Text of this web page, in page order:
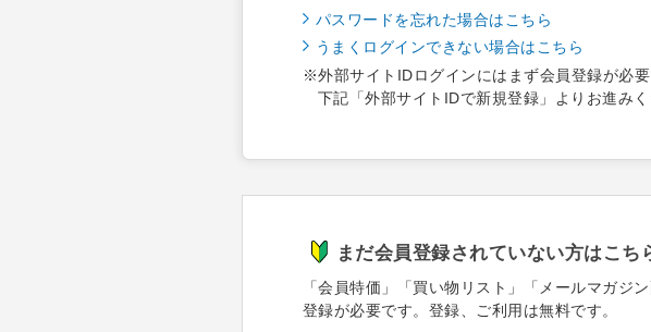
パスワードを忘れた場合はこちら
うまくログインできない場合はこちら
※外部サイトIDログインにはまず会員登録が必要
下記「外部サイトIDで新規登録」よりお進みく
まだ会員登録されていない方はこち
「会員特価」「買い物リスト」「メールマガジ
登録が必要です。登録、ご利用は無料です。